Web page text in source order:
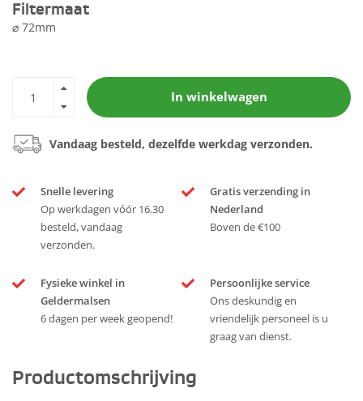
Filtermaat
⌀ 72mm
In winkelwagen
Vandaag besteld, dezelfde werkdag verzonden.
Snelle levering
Op werkdagen vóór 16.30
besteld, vandaag
verzonden.
Gratis verzending in
Nederland
Boven de €100
Fysieke winkel in
Geldermalsen
6 dagen per week geopend!
Persoonlijke service
Ons deskundig en
vriendelijk personeel is u
graag van dienst.
Productomschrijving